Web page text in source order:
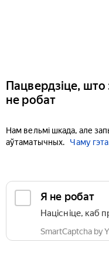
Пацвердзіце, што
не робат
Нам вельмі шкада, але
аўтаматычных.
Чаму
Я не робат
Націсніце, каб
SmartCaptcha by